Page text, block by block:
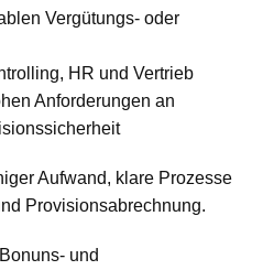
Vergütungs- oder
HR und Vertrieb
Anforderungen an
Aufwand, klare Prozesse
Provisionsabrechnung.
und